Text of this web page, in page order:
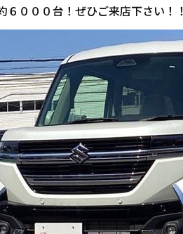
６０００台！ぜひご来店下さい！！